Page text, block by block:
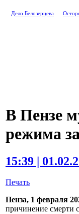
Дело Белозерцева
В Пензе
режима
15:39 |
Печать
Пенза, 1 февраля
причинение смерти